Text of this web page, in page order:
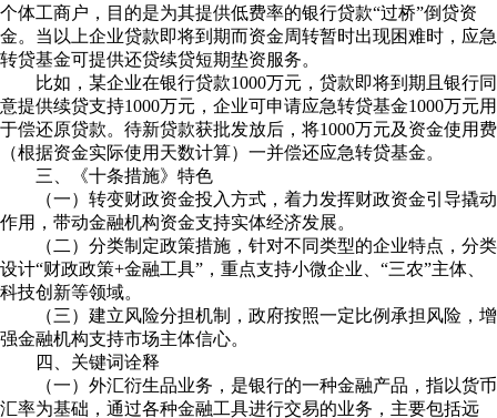
个体工商户，目的是为其提供低费率的银行贷款“过桥”倒贷资
金。当以上企业贷款即将到期而资金周转暂时出现困难时，应急
转贷基金可提供还贷续贷短期垫资服务。
比如，某企业在银行贷款1000万元，贷款即将到期且银行同
意提供续贷支持1000万元，企业可申请应急转贷基金1000万元用
于偿还原贷款。待新贷款获批发放后，将1000万元及资金使用费
（根据资金实际使用天数计算）一并偿还应急转贷基金。
三、《十条措施》特色
（一）转变财政资金投入方式，着力发挥财政资金引导撬动
作用，带动金融机构资金支持实体经济发展。
（二）分类制定政策措施，针对不同类型的企业特点，分类
设计“财政政策+金融工具”，重点支持小微企业、“三农”主体、
科技创新等领域。
（三）建立风险分担机制，政府按照一定比例承担风险，增
强金融机构支持市场主体信心。
四、关键词诠释
（一）外汇衍生品业务，是银行的一种金融产品，指以货币
汇率为基础，通过各种金融工具进行交易的业务，主要包括远